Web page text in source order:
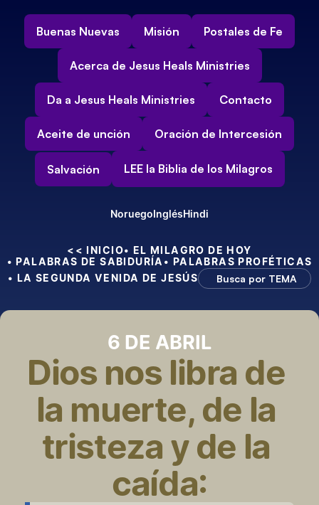
Buenas Nuevas Misión Postales de Fe
Acerca de Jesus Heals Ministries
Da a Jesus Heals Ministries Contacto
Aceite de unción Oración de Intercesión
Salvación LEE la Biblia de los Milagros
NoruegoInglésHindi
<< INICIO• EL MILAGRO DE HOY
• PALABRAS DE SABIDURÍA • PALABRAS PROFÉTICAS
• LA SEGUNDA VENIDA DE JESÚS
Busca por TEMA
6 DE ABRIL
Dios nos libra de
la muerte, de la
tristeza y de la
caída: